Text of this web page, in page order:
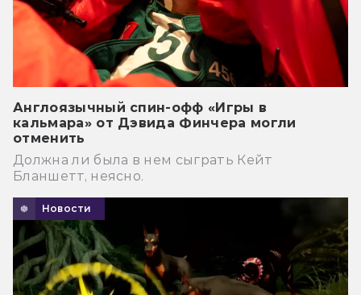
Англоязычный спин-офф «Игры в
кальмара» от Дэвида Финчера могли
отменить
Должна ли была в нем сыграть Кейт
Бланшетт, неясно.
Новости